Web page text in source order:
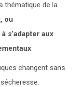
thématique de la
ou
s’adapter aux
changent sans